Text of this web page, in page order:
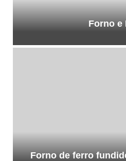
Forno e
Forno de ferro